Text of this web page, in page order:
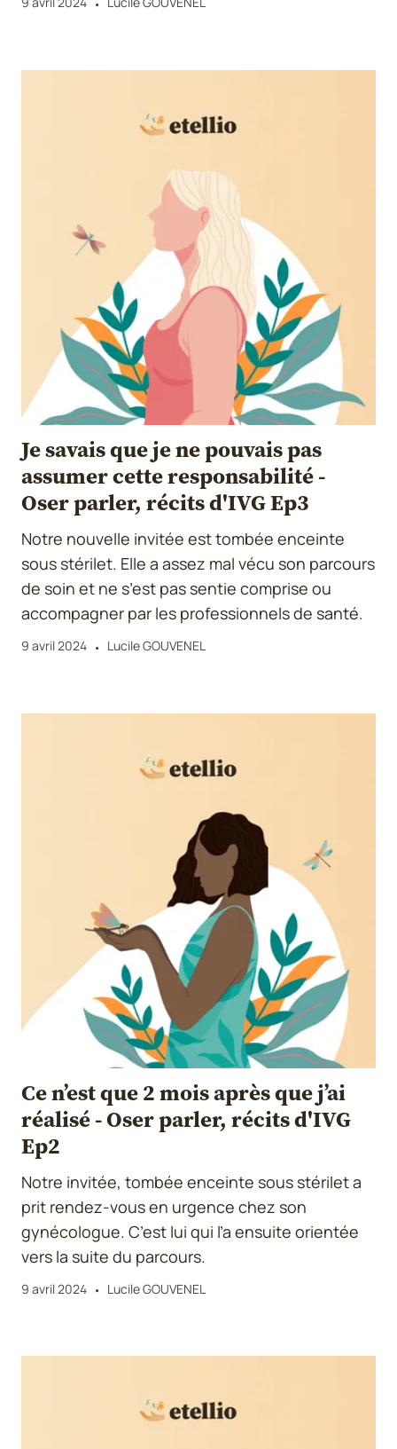
Je savais que je ne pouvais pas
assumer cette responsabilité -
Oser parler, récits d'IVG Ep3
Notre nouvelle invitée est tombée enceinte
sous stérilet. Elle a assez mal vécu son parcours
de soin et ne s’est pas sentie comprise ou
accompagner par les professionnels de santé.
9 avril 2024 Lucile GOUVENEL
Ce n’est que 2 mois après que j’ai
réalisé - Oser parler, récits d'IVG
Ep2
Notre invitée, tombée enceinte sous stérilet a
prit rendez-vous en urgence chez son
gynécologue. C’est lui qui l’a ensuite orientée
vers la suite du parcours.
9 avril 2024 Lucile GOUVENEL